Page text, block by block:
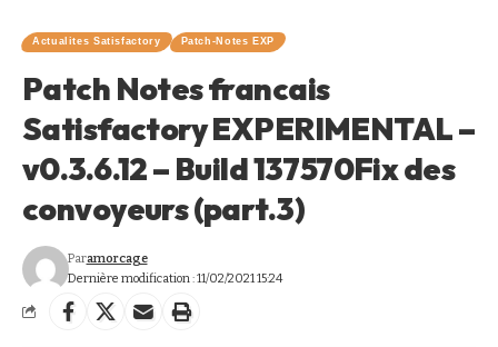
Actualites Satisfactory Patch-Notes EXP
Patch Notes francais
Satisfactory EXPERIMENTAL –
v0.3.6.12 – Build 137570Fix des
convoyeurs (part.3)
Dernière modification : 11/02/2021 15:24
Paramorcage